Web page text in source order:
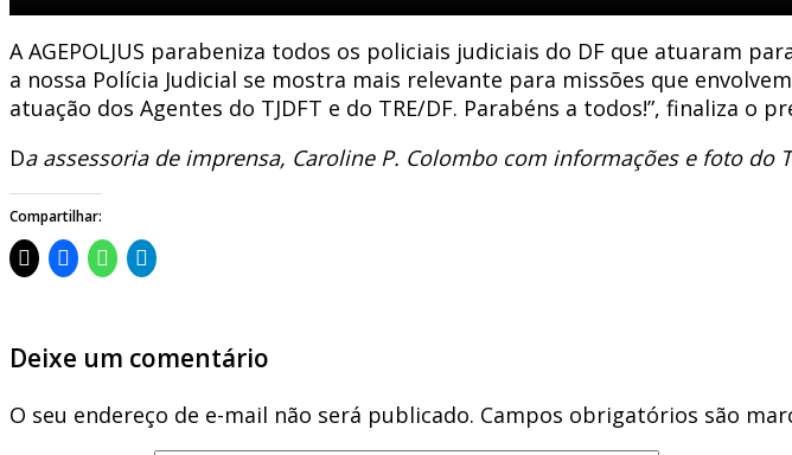
A AGEPOLJUS parabeniza todos os policiais judiciais do DF que atuaram
a nossa Polícia Judicial se mostra mais relevante para missões que
atuação dos Agentes do TJDFT e do TRE/DF. Parabéns a todos!”, finaliza o
Da assessoria de imprensa, Caroline P. Colombo com informações e foto do
Compartilhar:
Deixe um comentário
O seu endereço de e-mail não será publicado. Campos obrigatórios são